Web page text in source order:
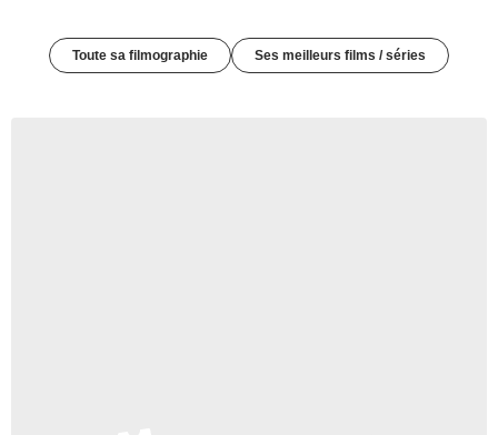
Toute sa filmographie Ses meilleurs films / séries